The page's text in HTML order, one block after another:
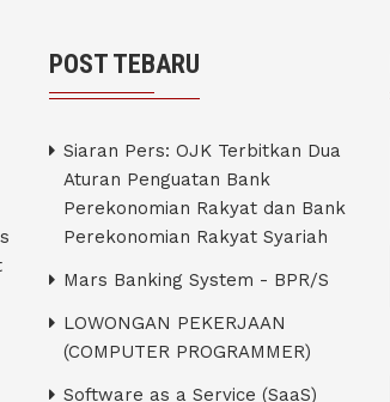
POST TEBARU
Siaran Pers: OJK Terbitkan Dua
Aturan Penguatan Bank
Perekonomian Rakyat dan Bank
Perekonomian Rakyat Syariah
Mars Banking System - BPR/S
LOWONGAN PEKERJAAN
(COMPUTER PROGRAMMER)
Software as a Service (SaaS)